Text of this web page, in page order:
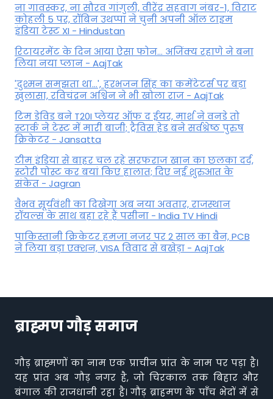
ना गावस्कर, ना सौरव गांगुली, वीरेंद्र सहवाग नंबर-1, विराट
कोहली 5 पर, रॉबिन उथप्पा ने चुनी अपनी ऑल टाइम
इंडिया टेस्ट XI - Hindustan
रिटायरमेंट के दिन आया ऐसा फोन... अजिंक्य रहाणे ने बना
लिया नया प्लान - AajTak
'दुश्मन समझता था...', हरभजन सिंह का कमेंटेटर्स पर बड़ा
खुलासा, रव‍िचंद्रन अश्विन ने भी खोला राज - AajTak
टिम डेविड बने T20I प्लेयर ऑफ द ईयर, मार्श ने वनडे तो
स्टार्क ने टेस्ट में मारी बाजी; ट्रैविस हेड बने सर्वश्रेष्ठ पुरुष
क्रिकेटर - Jansatta
टीम इंडिया से बाहर चल रहे सरफराज खान का छलका दर्द,
स्टोरी पोस्ट कर बयां किए हालात; दिए नई शुरुआत के
संकेत - Jagran
वैभव सूर्यवंशी का दिखेगा अब नया अवतार, राजस्थान
रॉयल्स के साथ बहा रहे हैं पसीना - India TV Hindi
पाकिस्तानी क्रिकेटर हमजा नजर पर 2 साल का बैन, PCB
ने ल‍िया बड़ा एक्शन, VISA व‍िवाद से बखेड़ा - AajTak
ब्राह्मण गौड़ समाज
गौड़ ब्राह्मणों का नाम एक प्राचीन प्रांत के नाम पर पड़ा है।
यह प्रांत अब गौड़ नगर है, जो चिरकाल तक बिहार और
बंगाल की राजधानी रहा है। गौड़ ब्राहमण के पाँच भेदों में से